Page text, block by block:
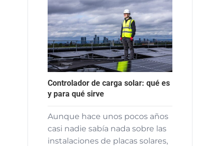
Controlador de carga solar: qué es
y para qué sirve
Aunque hace unos pocos años
casi nadie sabía nada sobre las
instalaciones de placas solares,